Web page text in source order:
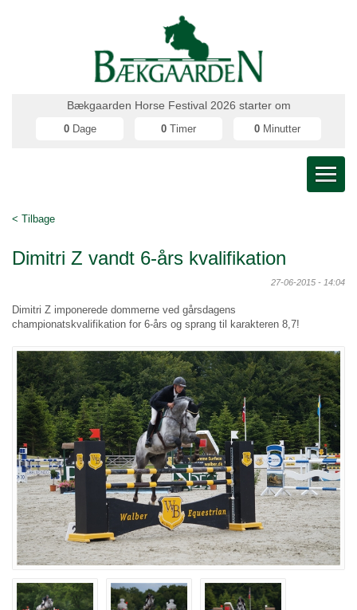
Bækgaarden Horse Festival 2026 starter om
0 Dage 0 Timer 0 Minutter
< Tilbage
Dimitri Z vandt 6-års kvalifikation
27-06-2015 - 14:04
Dimitri Z imponerede dommerne ved gårsdagens
championatskvalifikation for 6-års og sprang til karakteren 8,7!